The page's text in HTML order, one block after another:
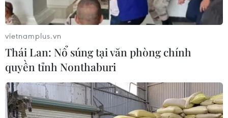
vietnamplus.vn
Thái Lan: Nổ súng tại văn phòng chính
quyền tỉnh Nonthaburi